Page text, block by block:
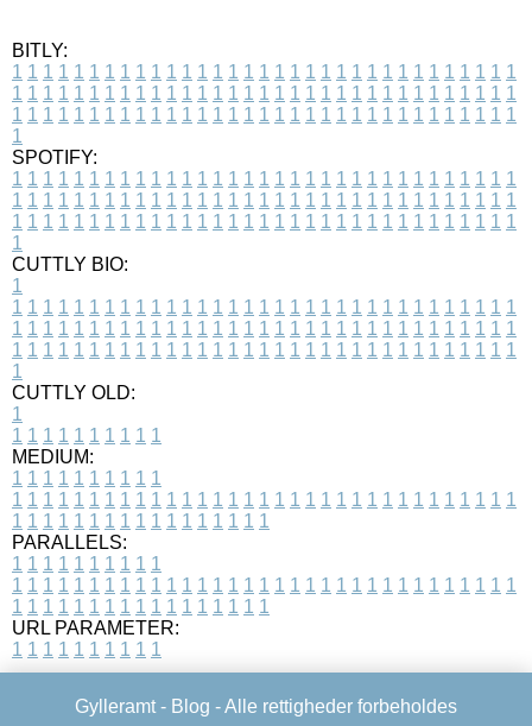
BITLY:
1 1 1 1 1 1 1 1 1 1 1 1 1 1 1 1 1 1 1 1 1 1 1 1 1 1 1 1 1 1 1 1 1
1 1 1 1 1 1 1 1 1 1 1 1 1 1 1 1 1 1 1 1 1 1 1 1 1 1 1 1 1 1 1 1 1
1 1 1 1 1 1 1 1 1 1 1 1 1 1 1 1 1 1 1 1 1 1 1 1 1 1 1 1 1 1 1 1 1
1
SPOTIFY:
1 1 1 1 1 1 1 1 1 1 1 1 1 1 1 1 1 1 1 1 1 1 1 1 1 1 1 1 1 1 1 1 1
1 1 1 1 1 1 1 1 1 1 1 1 1 1 1 1 1 1 1 1 1 1 1 1 1 1 1 1 1 1 1 1 1
1 1 1 1 1 1 1 1 1 1 1 1 1 1 1 1 1 1 1 1 1 1 1 1 1 1 1 1 1 1 1 1 1
1
CUTTLY BIO:
1
1 1 1 1 1 1 1 1 1 1 1 1 1 1 1 1 1 1 1 1 1 1 1 1 1 1 1 1 1 1 1 1 1
1 1 1 1 1 1 1 1 1 1 1 1 1 1 1 1 1 1 1 1 1 1 1 1 1 1 1 1 1 1 1 1 1
1 1 1 1 1 1 1 1 1 1 1 1 1 1 1 1 1 1 1 1 1 1 1 1 1 1 1 1 1 1 1 1 1
1
CUTTLY OLD:
1
1 1 1 1 1 1 1 1 1 1
MEDIUM:
1 1 1 1 1 1 1 1 1 1
1 1 1 1 1 1 1 1 1 1 1 1 1 1 1 1 1 1 1 1 1 1 1 1 1 1 1 1 1 1 1 1 1
1 1 1 1 1 1 1 1 1 1 1 1 1 1 1 1 1
PARALLELS:
1 1 1 1 1 1 1 1 1 1
1 1 1 1 1 1 1 1 1 1 1 1 1 1 1 1 1 1 1 1 1 1 1 1 1 1 1 1 1 1 1 1 1
1 1 1 1 1 1 1 1 1 1 1 1 1 1 1 1 1
URL PARAMETER:
1 1 1 1 1 1 1 1 1 1
Gylleramt - Blog - Alle rettigheder forbeholdes